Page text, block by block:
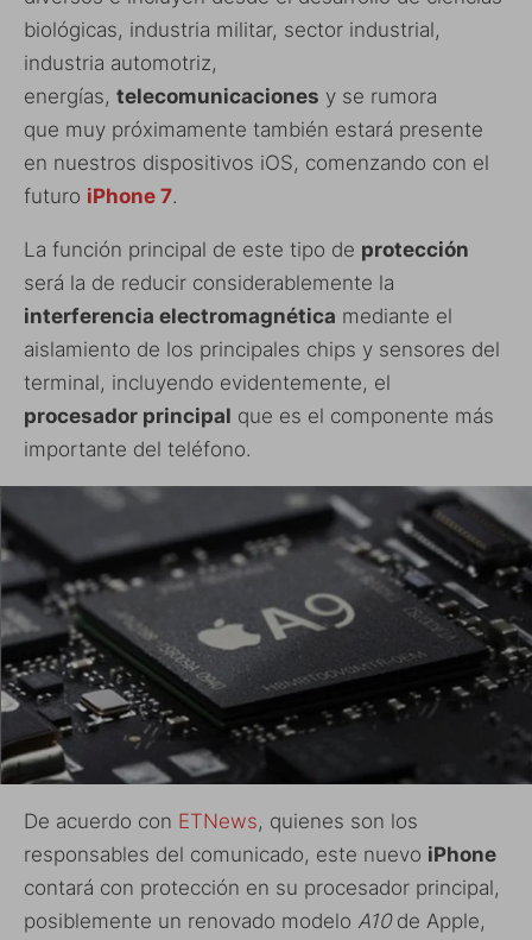
biológicas, industria militar, sector industrial,
industria automotriz,
energías, telecomunicaciones y se rumora
que muy próximamente también estará presente
en nuestros dispositivos iOS, comenzando con el
futuro iPhone 7.
La función principal de este tipo de protección
será la de reducir considerablemente la
interferencia electromagnética mediante el
aislamiento de los principales chips y sensores del
terminal, incluyendo evidentemente, el
procesador principal que es el componente más
importante del teléfono.
De acuerdo con ETNews, quienes son los
responsables del comunicado, este nuevo iPhone
contará con protección en su procesador principal,
posiblemente un renovado modelo A10de Apple,